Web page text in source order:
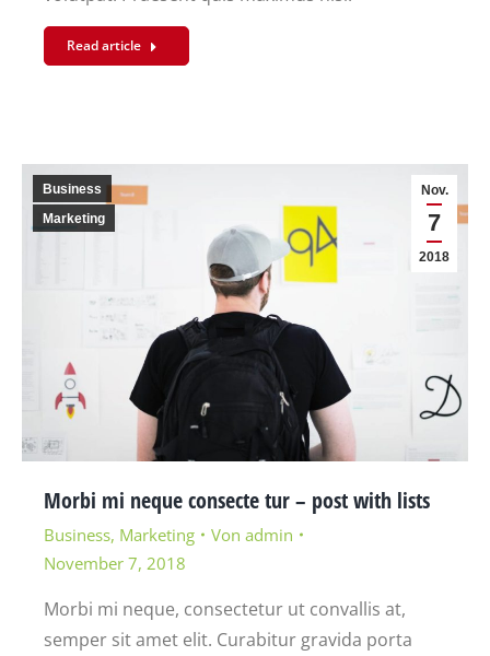
Read article
Nov.
7
2018
Business
Marketing
Morbi mi neque consecte tur – post with lists
Business, Marketing Von admin
November 7, 2018
Morbi mi neque, consectetur ut convallis at,
semper sit amet elit. Curabitur gravida porta